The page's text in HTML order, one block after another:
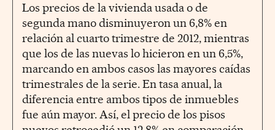
Los precios de la vivienda usada o de
segunda mano disminuyeron un 6,8% en
relación al cuarto trimestre de 2012, mientras
que los de las nuevas lo hicieron en un 6,5%,
marcando en ambos casos las mayores caídas
trimestrales de la serie. En tasa anual, la
diferencia entre ambos tipos de inmuebles
fue aún mayor. Así, el precio de los pisos